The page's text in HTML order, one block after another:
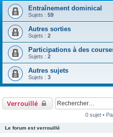
Entraînement dominical
Sujets : 59
Autres sorties
Sujets : 2
Participations à des
Sujets : 2
Autres sujets
Sujets : 3
Verrouillé
0 sujet •
Le forum est verrouillé